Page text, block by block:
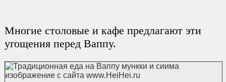
Многие столовые и кафе предлагают эти
угощения перед Ваппу.